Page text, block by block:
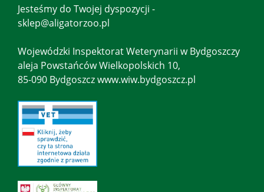
Jesteśmy do Twojej dyspozycji -
sklep@aligatorzoo.pl
Wojewódzki Inspektorat Weterynarii w Bydgoszczy
aleja Powstańców Wielkopolskich 10,
85-090 Bydgoszcz www.wiw.bydgoszcz.pl